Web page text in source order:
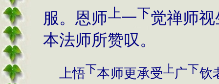
服。恩师 上一下觉禅师
本法师所赞叹。
上悟下本师更承受 上 广下钦